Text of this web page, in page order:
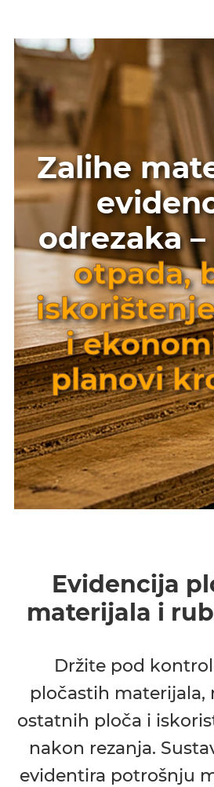
Zalihe
odrezaka –
otpada,
i
planovi
Evidencija
materijala i
Držite pod
pločastih materijala,
ostatnih ploča i
nakon rezanja.
evidentira potrošnju